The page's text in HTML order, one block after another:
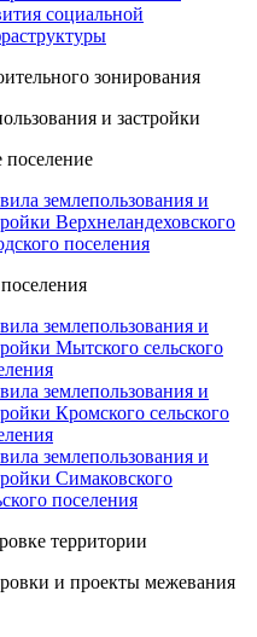
социальной
зонирования
и застройки
поселение
землепользования и
Верхнеландеховского
поселения
землепользования и
Мытского сельского
землепользования и
Кромского сельского
землепользования и
Симаковского
поселения
территории
и проекты межевания